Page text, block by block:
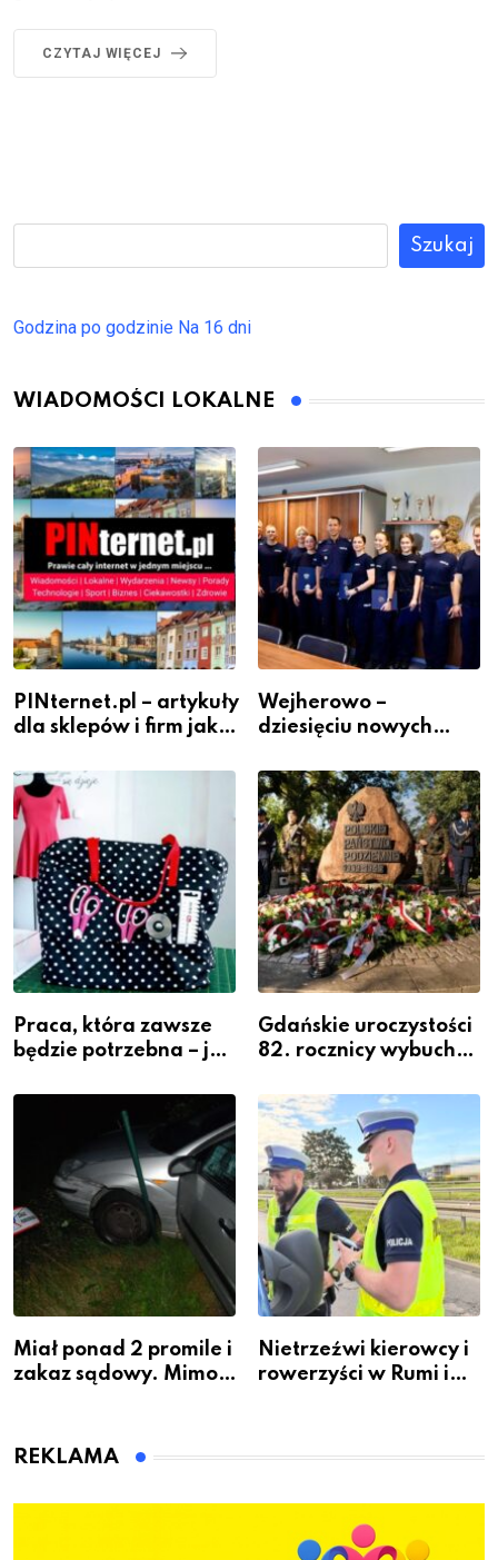
CZYTAJ WIĘCEJ
Szukaj
Godzina po godzinie Na 16 dni
WIADOMOŚCI LOKALNE
PINternet.pl – artykuły
dla sklepów i firm jako
widoczność
Wejherowo –
dziesięciu nowych
szeregach Komendy
Powiatowej
Praca, która zawsze
będzie potrzebna – jak
zawodem przyszłości i
gdzie się go nauczyć?
Gdańskie uroczystości
82. rocznicy wybuchu
Warszawskiego
Miał ponad 2 promile i
zakaz sądowy. Mimo
Bolszewie i uderzył w
Nietrzeźwi kierowcy i
rowerzyści w Rumi i
REKLAMA